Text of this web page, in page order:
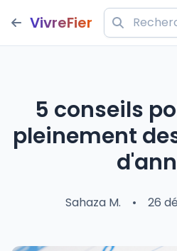
VivreFier
5 conseils
pleinement
Sahaza M. • 26